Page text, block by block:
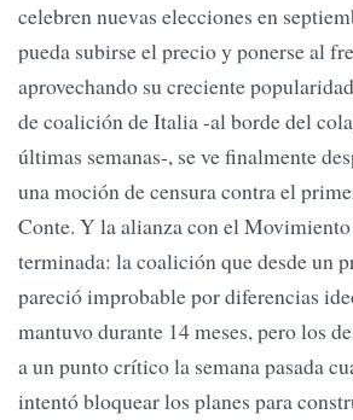
celebren nuevas elecciones en
pueda subirse el precio y ponerse al
aprovechando su creciente
de coalición de Italia -al borde del
últimas semanas-, se ve finalmente
una moción de censura contra el
Conte. Y la alianza con el
terminada: la coalición que desde un
pareció improbable por diferencias
mantuvo durante 14 meses, pero los
a un punto crítico la semana pasada
intentó bloquear los planes para